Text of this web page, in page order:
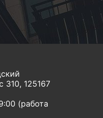
310, 125167
(работа